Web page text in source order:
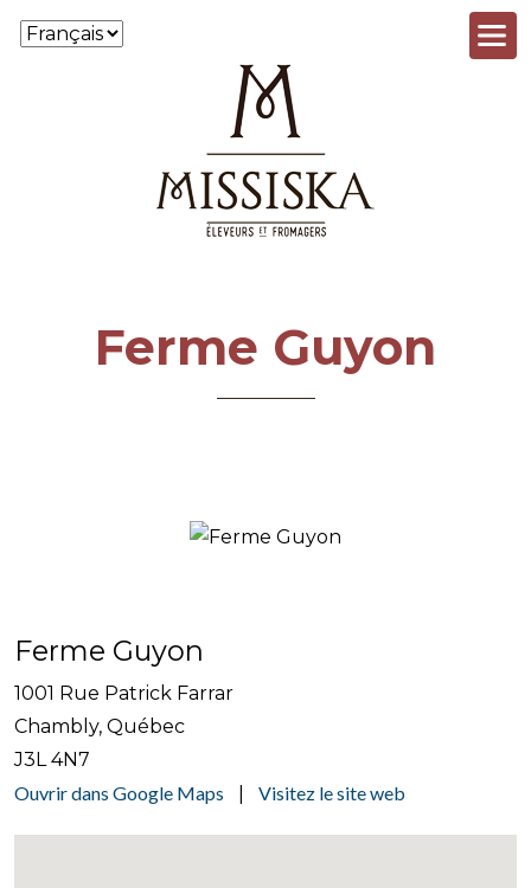
Aller au contenu principal
Ferme Guyon
Ferme Guyon
1001 Rue Patrick Farrar
Chambly, Québec
J3L 4N7
Ouvrir dans Google Maps
Visitez le site web